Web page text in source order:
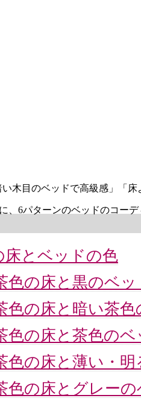
木目のベッドで高級感」「
、6パターンのベッドのコー
床とベッドの色
色の床と黒のベッ
色の床と暗い茶色
色の床と茶色のベ
色の床と薄い・
色の床とグレーの